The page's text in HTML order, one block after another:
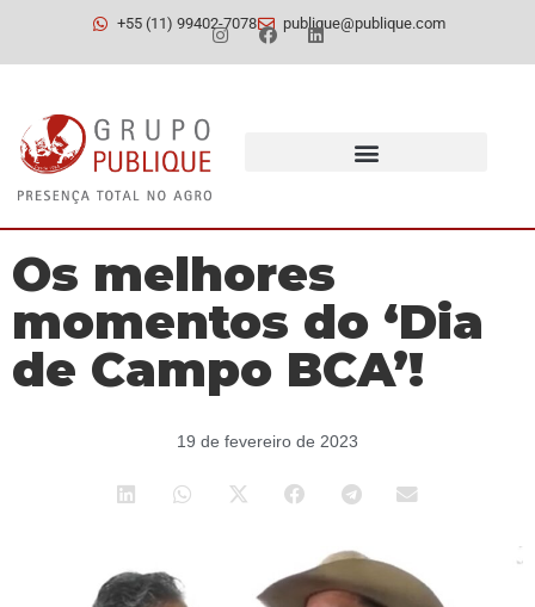
+55 (11) 99402-7078 publique@publique.com
Os melhores
momentos do ‘Dia
de Campo BCA’!
19 de fevereiro de 2023